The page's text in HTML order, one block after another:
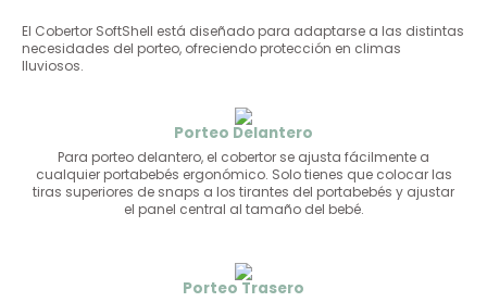
El Cobertor SoftShell está diseñado para adaptarse a las distintas
necesidades del porteo, ofreciendo protección en climas
lluviosos.
Porteo Delantero
Para porteo delantero, el cobertor se ajusta fácilmente a
cualquier portabebés ergonómico. Solo tienes que colocar las
tiras superiores de snaps a los tirantes del portabebés y ajustar
el panel central al tamaño del bebé.
Porteo Trasero